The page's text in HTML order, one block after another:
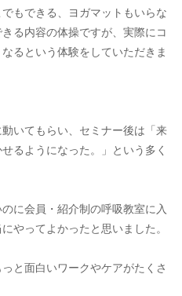
もできる、ヨガマットもいらな
る内容の体操ですが、実際にコ
るという体験をしていただきま
いてもらい、セミナー後は「来
るようになった。」という多く
に会員・紹介制の呼吸教室に入
やってよかったと思いました。
と面白いワークやケアがたくさ